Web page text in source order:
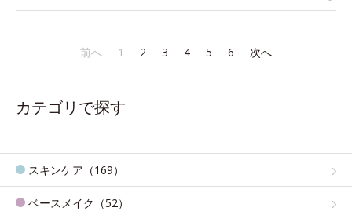
前へ 1 2 3 4 5 6 次へ
カテゴリで探す
スキンケア（169）
ベースメイク（52）